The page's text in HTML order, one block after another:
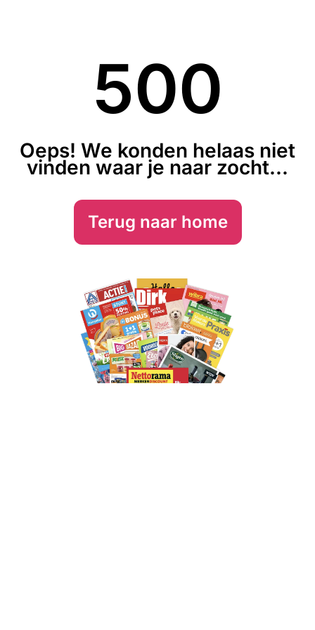
500
Oeps! We konden helaas niet
vinden waar je naar zocht...
Terug naar home